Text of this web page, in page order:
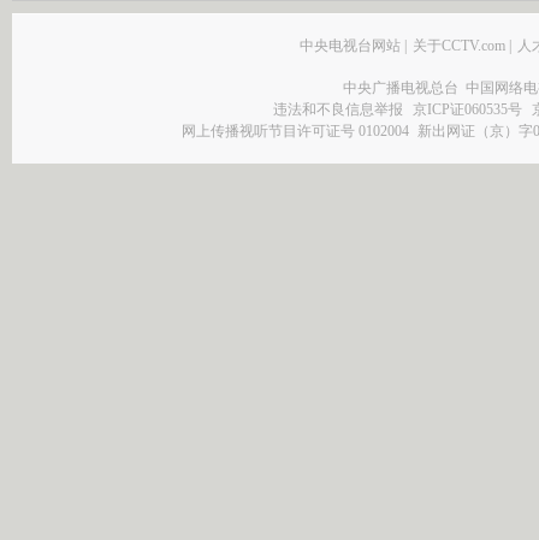
中央电视台网站 关于CCTV.com 人
中央广播电视总台 中国网络
违法和不良信息举报
京ICP证060535号
网上传播视听节目许可证号 0102004 新出网证（京）